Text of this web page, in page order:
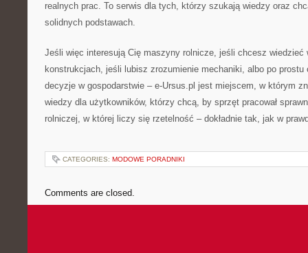
realnych prac. To serwis dla tych, którzy szukają wiedzy oraz
solidnych podstawach.
Jeśli więc interesują Cię maszyny rolnicze, jeśli chcesz
konstrukcjach, jeśli lubisz zrozumienie mechaniki, albo po
decyzje w gospodarstwie – e-Ursus.pl jest miejscem, w którym
wiedzy dla użytkowników, którzy chcą, by sprzęt pracował
rolniczej, w której liczy się rzetelność – dokładnie tak, jak w
CATEGORIES: MODOWE PORADNIKI
Comments are closed.